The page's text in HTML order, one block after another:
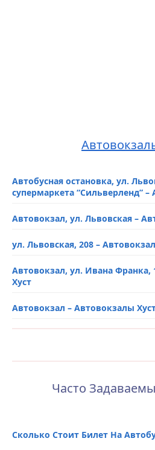
Автобусная остановка, ул.
супермаркета “Сильверленд”
Автовокзал, ул. Львовская –
ул. Львовская, 208 –
Автовокзал, ул. Ивана Франка,
Хуст
Автовокзал – Автовокзалы
Часто
Сколько Стоит Билет На